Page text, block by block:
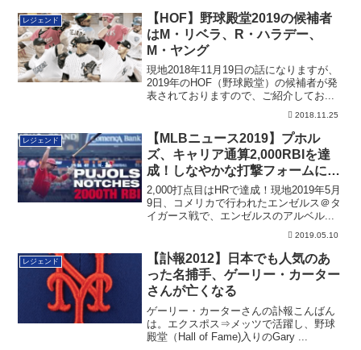
レジェンド
【HOF】野球殿堂2019の候補者
はM・リベラ、R・ハラデー、
M・ヤング
現地2018年11月19日の話になりますが、
2019年のHOF（野球殿堂）の候補者が発
表されておりますので、ご紹介してお...
2018.11.25
レジェンド
【MLBニュース2019】プホル
ズ、キャリア通算2,000RBIを達
成！しなやかな打撃フォームに進
化（追記あり）
2,000打点目はHRで達成！現地2019年5月
9日、コメリカで行われたエンゼルス＠タ
イガース戦で、エンゼルスのアルベル...
2019.05.10
レジェンド
【訃報2012】日本でも人気のあ
った名捕手、ゲーリー・カーター
さんが亡くなる
ゲーリー・カーターさんの訃報こんばん
は。エクスポス⇒メッツで活躍し、野球
殿堂（Hall of Fame)入りのGary ...